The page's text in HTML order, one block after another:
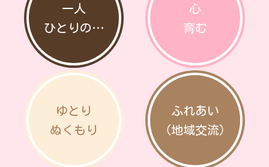
一人
ひとりの…
心
育む
ゆとり
ぬくもり
ふれあい
（地域交流）